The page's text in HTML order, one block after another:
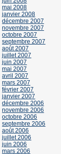
mai 2008
janvier 2008
décembre 2007
novembre 2007
octobre 2007
septembre 2007
août 2007
juillet 2007
juin 2007
mai 2007
avril 2007
mars 2007
février 2007
janvier 2007
décembre 2006
novembre 2006
octobre 2006
septembre 2006
août 2006
juillet 2006
juin 2006
mars 2006